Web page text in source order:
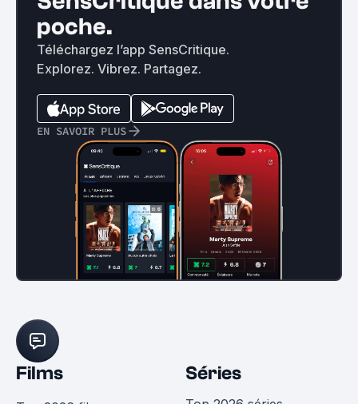
poche.
Téléchargez l’app SensCritique.
Explorez. Vibrez. Partagez.
EN SAVOIR PLUS
Films Séries